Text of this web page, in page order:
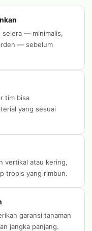
selera — minimalis,
— sebelum
tim bisa
yang sesuai
vertikal atau kering,
tropis yang rimbun.
garansi tanaman
jangka panjang.